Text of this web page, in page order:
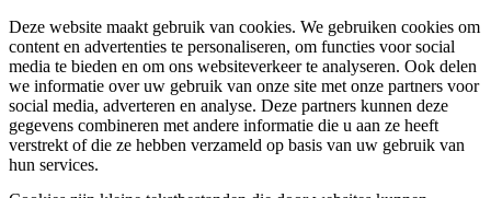
Deze website maakt gebruik van cookies. We gebruiken cookies om
content en advertenties te personaliseren, om functies voor social
media te bieden en om ons websiteverkeer te analyseren. Ook delen
we informatie over uw gebruik van onze site met onze partners voor
social media, adverteren en analyse. Deze partners kunnen deze
gegevens combineren met andere informatie die u aan ze heeft
verstrekt of die ze hebben verzameld op basis van uw gebruik van
hun services.